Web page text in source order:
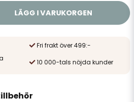
LÄGG I VARUKORGEN
Fri frakt över 499:-
10 000-tals nöjda kunder